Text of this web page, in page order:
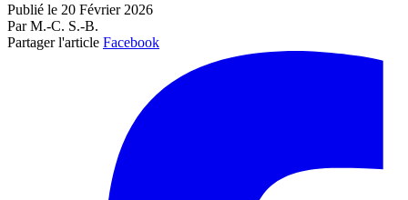
Publié le 20 Février 2026
Par M.-C. S.-B.
Partager l'article Facebook